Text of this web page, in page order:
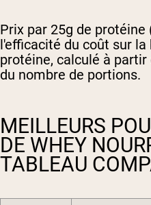
Prix par 25g de protéine
l'efficacité du coût sur la
protéine, calculé à
du nombre de portions.
MEILLEURS
DE WHEY
TABLEAU